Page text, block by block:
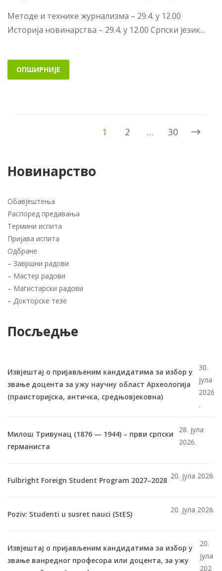
Методе и технике журнализма – 29.4. у 12.00
Историја новинарства – 29.4. у 12.00 Српски језик…
ОПШИРНИЈЕ
1 2 … 30
Новинарство
Обавјештења
Распоред предавања
Термини испита
Пријава испита
Одбране
– Завршни радови
– Мастер радови
– Магистарски радови
– Докторске тезе
Посљедње
Извјештај о пријављеним кандидатима за избор у
звање доцента за ужу научну област Археологија
(праисторијска, античка, средњовјековна)
30.
јула
2026
.
Милош Тривунац (1876 — 1944) – први српски
германиста
28. јула
2026.
Fulbright Foreign Student Program 2027–2028 20. јула 2026.
Poziv: Studenti u susret nauci (StES) 20. јула 2026.
Извјештај о пријављеним кандидатима за избор у
звање ванредног професора или доцента, за ужу
20.
јула
202